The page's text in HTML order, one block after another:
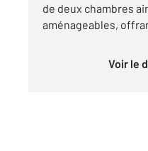
de deux chambres
aménageables,
Voir le